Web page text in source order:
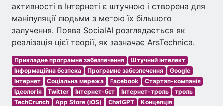
активності в Інтернеті є штучною і створена для
маніпуляції людьми з метою їх більшого
залучення. Поява SocialAI розглядається як
реалізація цієї теорії, як зазначає ArsTechnica.
Прикладне програмне забезпечення
Штучний інтелект
Інформаційна безпека
Програмне забезпечення
Google
Інтернет
Соціальна мережа Facebook
Стартап-компанія
Ідеологія
Twitter Інтернет-бот Інтернет-троль
троль
TechCrunch
App Store (iOS) ChatGPT
Концепція